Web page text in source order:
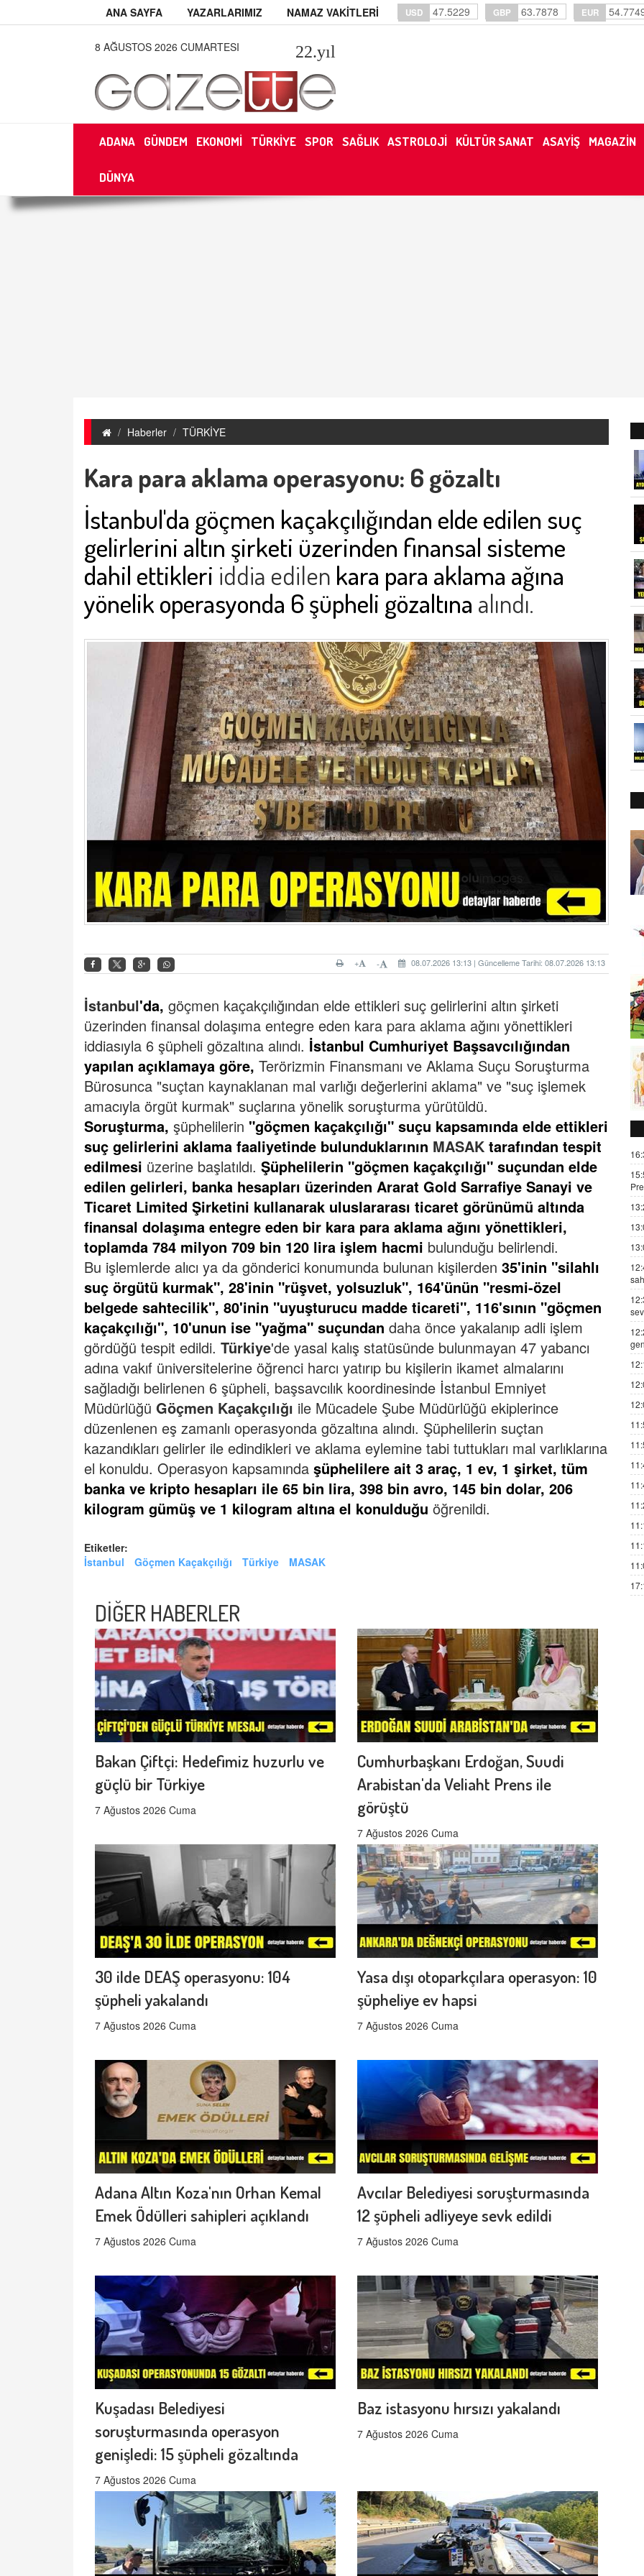
ANA SAYFA YAZARLARIMIZ NAMAZ VAKİTLERİ USD 47.5229 GBP 63.7878 EUR
8 AĞUSTOS 2026 CUMARTESI 22.yıl
ADANA GÜNDEM EKONOMİ TÜRKİYE SPOR SAĞLIK ASTROLOJİ KÜLTÜR SANAT ASAYİŞ MAGAZİN
DÜNYA
Haberler TÜRKİYE
Kara para aklama operasyonu: 6 gözaltı
İstanbul'da göçmen kaçakçılığından elde edilen suç
gelirlerini altın şirketi üzerinden finansal sisteme
dahil ettikleri iddia edilen kara para aklama ağına
yönelik operasyonda 6 şüpheli gözaltına alındı.
08.07.2026 13:13 | Güncelleme Tarihi: 08.07.2026 13:13
-
+
İstanbul'da, göçmen kaçakçılığından elde ettikleri suç gelirlerini altın şirketi
üzerinden finansal dolaşıma entegre eden kara para aklama ağını yönettikleri
iddiasıyla 6 şüpheli gözaltına alındı. İstanbul Cumhuriyet Başsavcılığından
yapılan açıklamaya göre, Terörizmin Finansmanı ve Aklama Suçu Soruşturma
Bürosunca "suçtan kaynaklanan mal varlığı değerlerini aklama" ve "suç işlemek
amacıyla örgüt kurmak" suçlarına yönelik soruşturma yürütüldü.
Soruşturma, şüphelilerin "göçmen kaçakçılığı" suçu kapsamında elde ettikleri
suç gelirlerini aklama faaliyetinde bulunduklarının MASAK tarafından tespit
edilmesi üzerine başlatıldı. Şüphelilerin "göçmen kaçakçılığı" suçundan elde
edilen gelirleri, banka hesapları üzerinden Ararat Gold Sarrafiye Sanayi ve
Ticaret Limited Şirketini kullanarak uluslararası ticaret görünümü altında
finansal dolaşıma entegre eden bir kara para aklama ağını yönettikleri,
toplamda 784 milyon 709 bin 120 lira işlem hacmi bulunduğu belirlendi.
Bu işlemlerde alıcı ya da gönderici konumunda bulunan kişilerden 35'inin "silahlı
suç örgütü kurmak", 28'inin "rüşvet, yolsuzluk", 164'ünün "resmi-özel
belgede sahtecilik", 80'inin "uyuşturucu madde ticareti", 116'sının "göçmen
kaçakçılığı", 10'unun ise "yağma" suçundan daha önce yakalanıp adli işlem
gördüğü tespit edildi. Türkiye'de yasal kalış statüsünde bulunmayan 47 yabancı
adına vakıf üniversitelerine öğrenci harcı yatırıp bu kişilerin ikamet almalarını
sağladığı belirlenen 6 şüpheli, başsavcılık koordinesinde İstanbul Emniyet
Müdürlüğü Göçmen Kaçakçılığı ile Mücadele Şube Müdürlüğü ekiplerince
düzenlenen eş zamanlı operasyonda gözaltına alındı. Şüphelilerin suçtan
kazandıkları gelirler ile edindikleri ve aklama eylemine tabi tuttukları mal varlıklarına
el konuldu. Operasyon kapsamında şüphelilere ait 3 araç, 1 ev, 1 şirket, tüm
banka ve kripto hesapları ile 65 bin lira, 398 bin avro, 145 bin dolar, 206
kilogram gümüş ve 1 kilogram altına el konulduğu öğrenildi.
Etiketler:
İstanbul
Göçmen Kaçakçılığı Türkiye MASAK
DİĞER HABERLER
Bakan Çiftçi: Hedefimiz huzurlu ve
güçlü bir Türkiye
7 Ağustos 2026 Cuma
Cumhurbaşkanı Erdoğan, Suudi
Arabistan'da Veliaht Prens ile
görüştü
7 Ağustos 2026 Cuma
30 ilde DEAŞ operasyonu: 104
şüpheli yakalandı
7 Ağustos 2026 Cuma
Yasa dışı otoparkçılara operasyon: 10
şüpheliye ev hapsi
7 Ağustos 2026 Cuma
Adana Altın Koza'nın Orhan Kemal
Emek Ödülleri sahipleri açıklandı
7 Ağustos 2026 Cuma
Avcılar Belediyesi soruşturmasında
12 şüpheli adliyeye sevk edildi
7 Ağustos 2026 Cuma
Kuşadası Belediyesi
soruşturmasında operasyon
genişledi: 15 şüpheli gözaltında
7 Ağustos 2026 Cuma
Baz istasyonu hırsızı yakalandı
7 Ağustos 2026 Cuma